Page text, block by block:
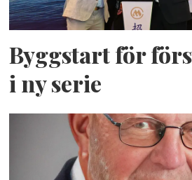
Byggstart för
i ny serie